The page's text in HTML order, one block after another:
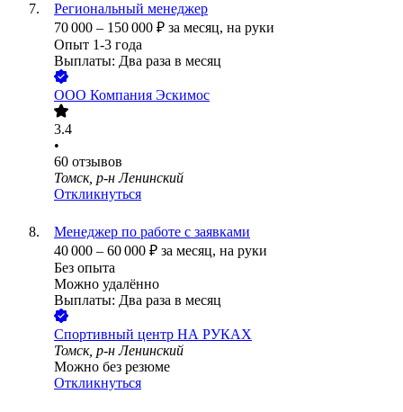
Региональный менеджер
70 000 – 150 000 ₽ за месяц, на руки
Опыт 1-3 года
Выплаты: Два раза в месяц
ООО Компания Эскимос
3.4
•
60 отзывов
Томск, р-н Ленинский
Откликнуться
Менеджер по работе с заявками
40 000 – 60 000 ₽ за месяц, на руки
Без опыта
Можно удалённо
Выплаты: Два раза в месяц
Спортивный центр НА РУКАХ
Томск, р-н Ленинский
Можно без резюме
Откликнуться